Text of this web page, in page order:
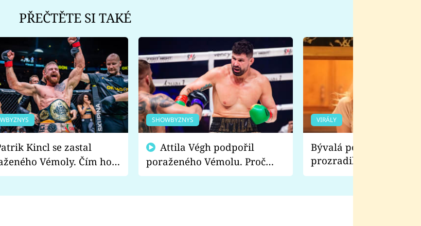
PŘEČTĚTE SI TAKÉ
Vémoly. Čím ho
naštvali?
SHOWBYZNYS
poraženého Vémolu. Proč
chce raději zápasit s ním než
VIRÁLY
Bývalá pornoherečka
prozradila, co ji
natáčení Euforie.